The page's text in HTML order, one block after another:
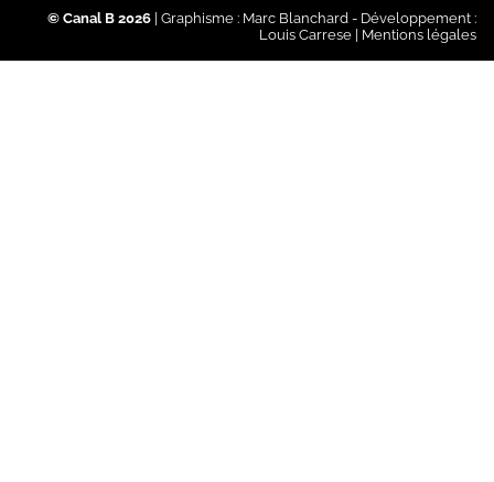
© Canal B 2026 | Graphisme : Marc Blanchard - Développement :
Louis Carrese | Mentions légales